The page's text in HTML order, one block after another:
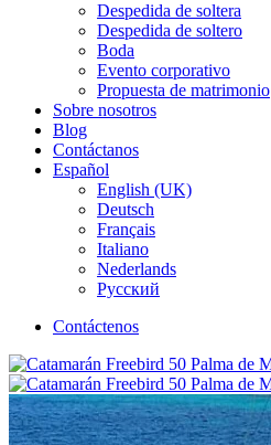
Despedida de soltera
Despedida de soltero
Boda
Evento corporativo
Propuesta de matrimonio
Sobre nosotros
Blog
Contáctanos
Español
English (UK)
Deutsch
Français
Italiano
Nederlands
Русский
Contáctenos